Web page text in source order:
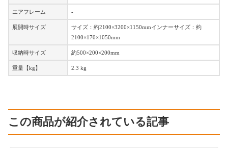
エアフレーム -
展開時サイズ
サイズ：約2100×3200×1150mmインナーサイズ：約
2100×170×1050mm
収納時サイズ 約500×200×200mm
重量【kg】 2.3 kg
この商品が紹介されている記事